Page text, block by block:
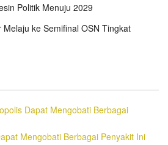
Politik Menuju 2029
Melaju ke Semifinal OSN Tingkat
Dapat Mengobati Berbagai
Mengobati Berbagai Penyakit Ini